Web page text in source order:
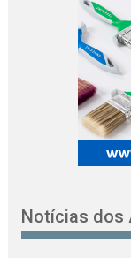
Notícias dos